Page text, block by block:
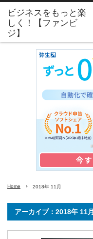
Home 2018年 11月
アーカイブ：2018年 11月